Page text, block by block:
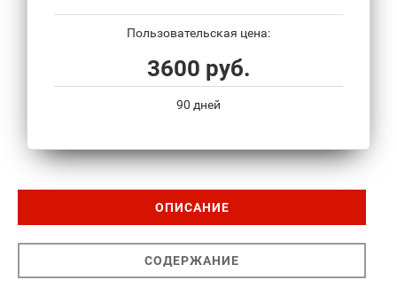
Пользовательская цена:
3600 руб.
90 дней
ОПИСАНИЕ
СОДЕРЖАНИЕ